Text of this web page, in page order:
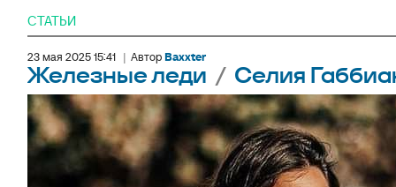
СТАТЬИ
23 мая 2025 15:41 | АвторBaxxter
Железные леди / Селия